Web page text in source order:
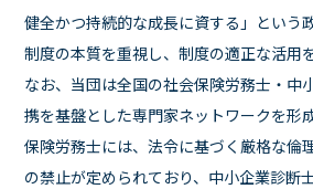
健全かつ持続的な成長に資する」という
制度の本質を重視し、制度の適正な活用
なお、当団は全国の社会保険労務士・中
携を基盤とした専門家ネットワークを形
保険労務士には、法令に基づく厳格な倫
の禁止が定められており、中小企業診断